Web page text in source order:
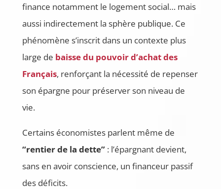
finance notamment le logement social… mais
aussi indirectement la sphère publique. Ce
phénomène s’inscrit dans un contexte plus
large de baisse du pouvoir d’achat des
Français, renforçant la nécessité de repenser
son épargne pour préserver son niveau de
vie.
Certains économistes parlent même de
“rentier de la dette”: l’épargnant devient,
sans en avoir conscience, un financeur passif
des déficits.